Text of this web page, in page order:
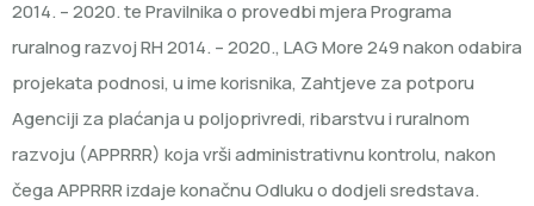
2014. – 2020. te Pravilnika o provedbi mjera Programa
ruralnog razvoj RH 2014. – 2020., LAG More 249 nakon odabira
projekata podnosi, u ime korisnika, Zahtjeve za potporu
Agenciji za plaćanja u poljoprivredi, ribarstvu i ruralnom
razvoju (APPRRR) koja vrši administrativnu kontrolu, nakon
čega APPRRR izdaje konačnu Odluku o dodjeli sredstava.